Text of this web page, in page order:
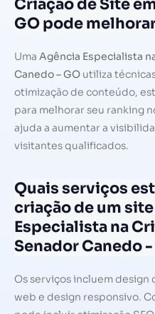
Criação de Site
GO pode
Uma Agência Especialista
Canedo – GO utiliza
otimização de conteúdo,
para melhorar seu ranking
ajuda a aumentar a
visitantes qualificados.
Quais serviços
criação de um
Especialista na
Senador Canedo -
Os serviços incluem
web e design responsivo.